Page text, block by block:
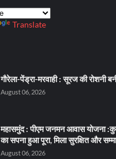
Translate
गौरेला-पेंड्रा-मरवाही : सूरज की रोशनी
August 06, 2026
महासमुंद : पीएम जनमन आवास योजना
का सपना हुआ पूरा, मिला सुरक्षित और
August 06, 2026